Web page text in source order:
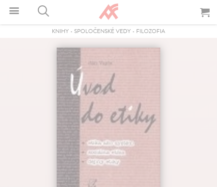
KNIHY - SPOLOČENSKÉ VEDY - FILOZOFIA